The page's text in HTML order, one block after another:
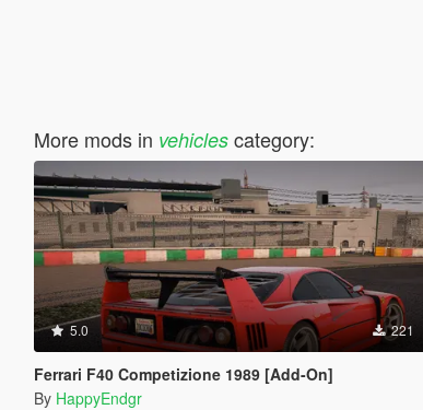
More mods in vehiclescategory:
5.0 221
Ferrari F40 Competizione 1989 [Add-On]
By HappyEndgr